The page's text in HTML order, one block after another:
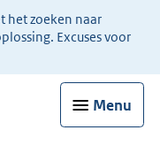
het zoeken naar
Excuses voor
Menu